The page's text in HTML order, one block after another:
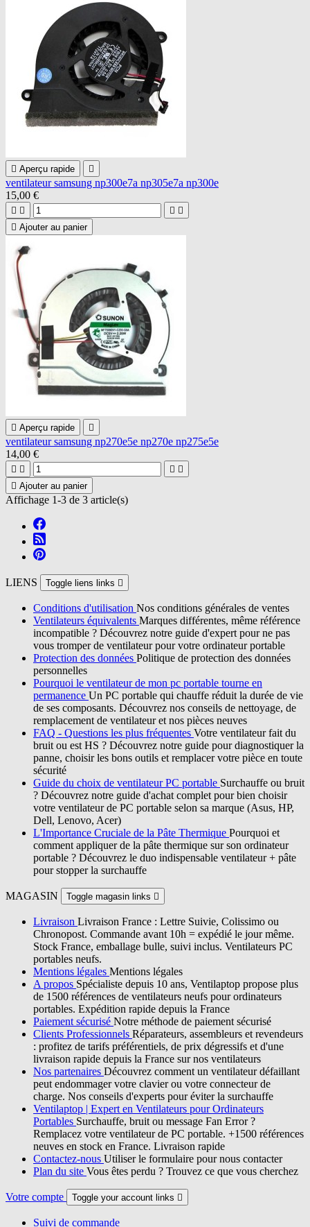
 Aperçu rapide 
ventilateur samsung np300e7a np305e7a np300e
15,00 €
   
 Ajouter au panier
 Aperçu rapide 
ventilateur samsung np270e5e np270e np275e5e
14,00 €
   
 Ajouter au panier
Affichage 1-3 de 3 article(s)
LIENS Toggle liens links 
Conditions d'utilisation Nos conditions générales de ventes
Ventilateurs équivalents Marques différentes, même référence
incompatible ? Découvrez notre guide d'expert pour ne pas
vous tromper de ventilateur pour votre ordinateur portable
Protection des données Politique de protection des données
personnelles
Pourquoi le ventilateur de mon pc portable tourne en
permanence Un PC portable qui chauffe réduit la durée de vie
de ses composants. Découvrez nos conseils de nettoyage, de
remplacement de ventilateur et nos pièces neuves
FAQ - Questions les plus fréquentes Votre ventilateur fait du
bruit ou est HS ? Découvrez notre guide pour diagnostiquer la
panne, choisir les bons outils et remplacer votre pièce en toute
sécurité
Guide du choix de ventilateur PC portable Surchauffe ou bruit
? Découvrez notre guide d'achat complet pour bien choisir
votre ventilateur de PC portable selon sa marque (Asus, HP,
Dell, Lenovo, Acer)
L'Importance Cruciale de la Pâte Thermique Pourquoi et
comment appliquer de la pâte thermique sur son ordinateur
portable ? Découvrez le duo indispensable ventilateur + pâte
pour stopper la surchauffe
MAGASIN Toggle magasin links 
Livraison Livraison France : Lettre Suivie, Colissimo ou
Chronopost. Commande avant 10h = expédié le jour même.
Stock France, emballage bulle, suivi inclus. Ventilateurs PC
portables neufs.
Mentions légales Mentions légales
A propos Spécialiste depuis 10 ans, Ventilaptop propose plus
de 1500 références de ventilateurs neufs pour ordinateurs
portables. Expédition rapide depuis la France
Paiement sécurisé Notre méthode de paiement sécurisé
Clients Professionnels Réparateurs, assembleurs et revendeurs
: profitez de tarifs préférentiels, de prix dégressifs et d'une
livraison rapide depuis la France sur nos ventilateurs
Nos partenaires Découvrez comment un ventilateur défaillant
peut endommager votre clavier ou votre connecteur de
charge. Nos conseils d'experts pour éviter la surchauffe
Ventilaptop | Expert en Ventilateurs pour Ordinateurs
Portables Surchauffe, bruit ou message Fan Error ?
Remplacez votre ventilateur de PC portable. +1500 références
neuves en stock en France. Livraison rapide
Contactez-nous Utiliser le formulaire pour nous contacter
Plan du site Vous êtes perdu ? Trouvez ce que vous cherchez
Votre compte Toggle your account links 
Suivi de commande